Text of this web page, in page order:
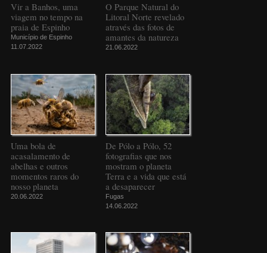
Vir a Banhos, uma
viagem no tempo na
praia de Espinho
Município de Espinho
11.07.2022
O Parque Natural do
Litoral Norte revelado
através das fotos de
amantes da natureza
21.06.2022
Uma bola de
acasalamento de
abelhas e outros
momentos raros do
nosso planeta
20.06.2022
De Pólo a Pólo, 52
fotografias que nos
mostram o planeta
Terra e a vida que está
a desaparecer
Fugas
14.06.2022